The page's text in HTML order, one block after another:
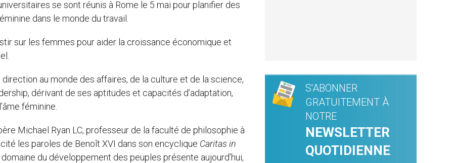
se sont réunis à Rome le 5 mai pour planifier des
dans le monde du travail.
sur les femmes pour aider la croissance économique et
au monde des affaires, de la culture et de la science,
dérivant de ses aptitudes et capacités d’adaptation,
féminine.
Michael Ryan LC, professeur de la faculté de philosophie à
cité les paroles de Benoît XVI dans son encyclique Caritas in
du développement des peuples présente aujourd’hui,
S'ABONNER
GRATUITEMENT À
NOTRE
NEWSLETTER
QUOTIDIENNE